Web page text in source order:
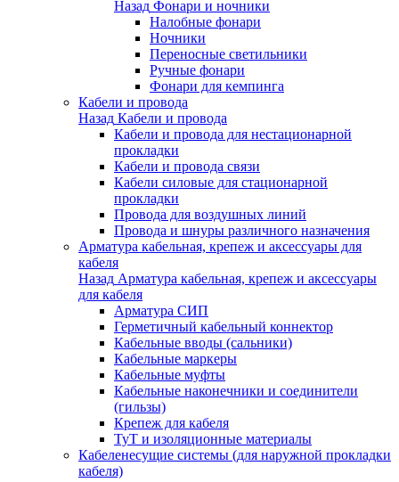
Назад Фонари и ночники
Налобные фонари
Ночники
Переносные светильники
Ручные фонари
Фонари для кемпинга
Кабели и провода
Назад Кабели и провода
Кабели и провода для нестационарной
прокладки
Кабели и провода связи
Кабели силовые для стационарной
прокладки
Провода для воздушных линий
Провода и шнуры различного назначения
Арматура кабельная, крепеж и аксессуары для
кабеля
Назад Арматура кабельная, крепеж и аксессуары
для кабеля
Арматура СИП
Герметичный кабельный коннектор
Кабельные вводы (сальники)
Кабельные маркеры
Кабельные муфты
Кабельные наконечники и соединители
(гильзы)
Крепеж для кабеля
ТуТ и изоляционные материалы
Кабеленесущие системы (для наружной прокладки
кабеля)